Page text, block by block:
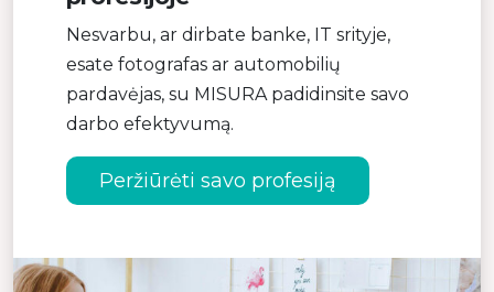
Nesvarbu, ar dirbate banke, IT srityje,
esate fotografas ar automobilių
pardavėjas, su MISURA padidinsite savo
darbo efektyvumą.
Peržiūrėti savo profesiją